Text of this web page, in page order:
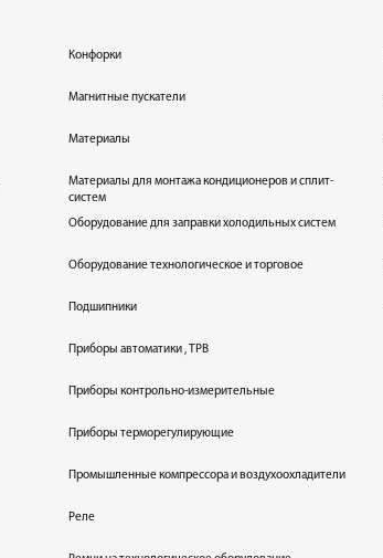
Конфорки
Магнитные пускатели
Материалы
Материалы для монтажа кондиционеров и сплит-
систем
Оборудование для заправки холодильных систем
Оборудование технологическое и торговое
Подшипники
Приборы автоматики , ТРВ
Приборы контрольно-измерительные
Приборы терморегулирующие
Промышленные компрессора и воздухоохладители
Реле